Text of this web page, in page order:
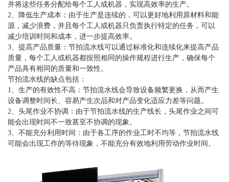
并将这些任务分配给每个工人或机器，实现高效率的生产。
2、降低生产成本：由于生产是连续的，可以更好地利用原材料和能
源，减少浪费，并且每个工人或机器只负责执行特定的任务，可以
减少培训时间和成本，进一步提高效率。
3、提高产品质量：节拍流水线可以通过标准化和连续化来提高产品
质量，每个工人或机器都按照相同的操作规程进行生产，确保每个
产品具有相同的质量和一致性。
节拍流水线的缺点包括：
1、生产的有效性不高：节拍流水线会导致设备频繁更换，从而产生
设备调整时间长、容易产生次品和对产品变化适应力差等问题。
2、头尾作业不协调：由于节拍流水线的生产线长，头尾作业之间可
能会出现时间不一致甚至不协调的现象。
3、不能充分利用时间：由于各工序的作业工时不均等，节拍流水线
可能会出现工作的等待现象，不能充分有效地利用劳动作业时间。